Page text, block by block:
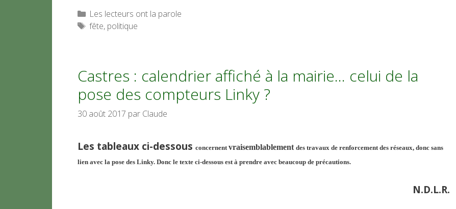
Catégories
Les lecteurs ont la parole
Étiquettes
fête, politique
Castres : calendrier affiché à la mairie… celui de la
pose des compteurs Linky ?
30 août 2017 par Claude
Les tableaux ci-dessous concernentvraisemblablement des travaux de renforcement des réseaux, donc sans
lien avec la pose des Linky. Donc le texte ci-dessous est à prendre avec beaucoup de précautions.
N.D.L.R.